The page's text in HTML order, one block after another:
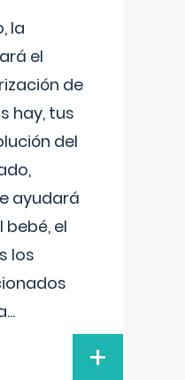
la
el
de
hay, tus
del
ayudará
bebé, el
los
...
+